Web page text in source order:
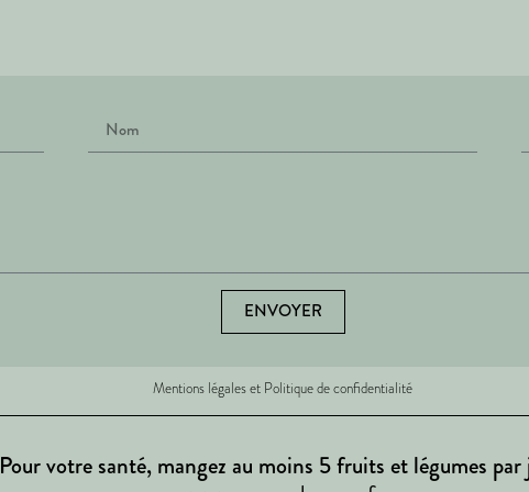
ENVOYER
Mentions légales et Politique de confidentialité
Pour votre santé, mangez au moins 5 fruits et légumes par